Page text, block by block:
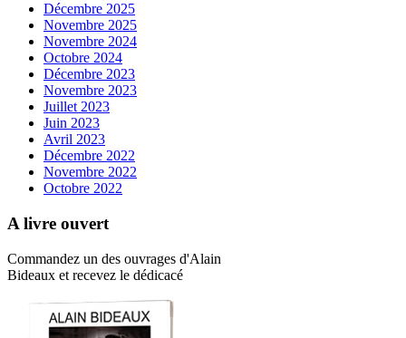
Décembre 2025
Novembre 2025
Novembre 2024
Octobre 2024
Décembre 2023
Novembre 2023
Juillet 2023
Juin 2023
Avril 2023
Décembre 2022
Novembre 2022
Octobre 2022
A livre ouvert
Commandez un des ouvrages d'Alain
Bideaux et recevez le dédicacé